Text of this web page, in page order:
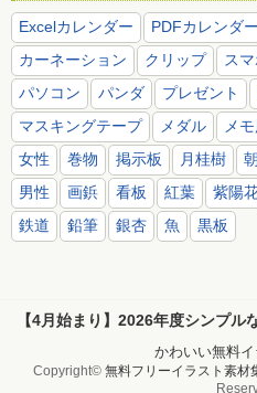
Excelカレンダー PDFカレンダー
カーネーション
クリップ ス
パソコン
パンダ プレゼント
マスキングテープ
メダル メ
女性
巻物 掲示板 月桂樹
男性
画鋲 看板 紅葉 紫陽
鉄道
鉛筆 銀杏 魚 黒板
【4月始まり】2026年度シンプル
かわいい無料
Copyright© 無料フリーイラスト素材